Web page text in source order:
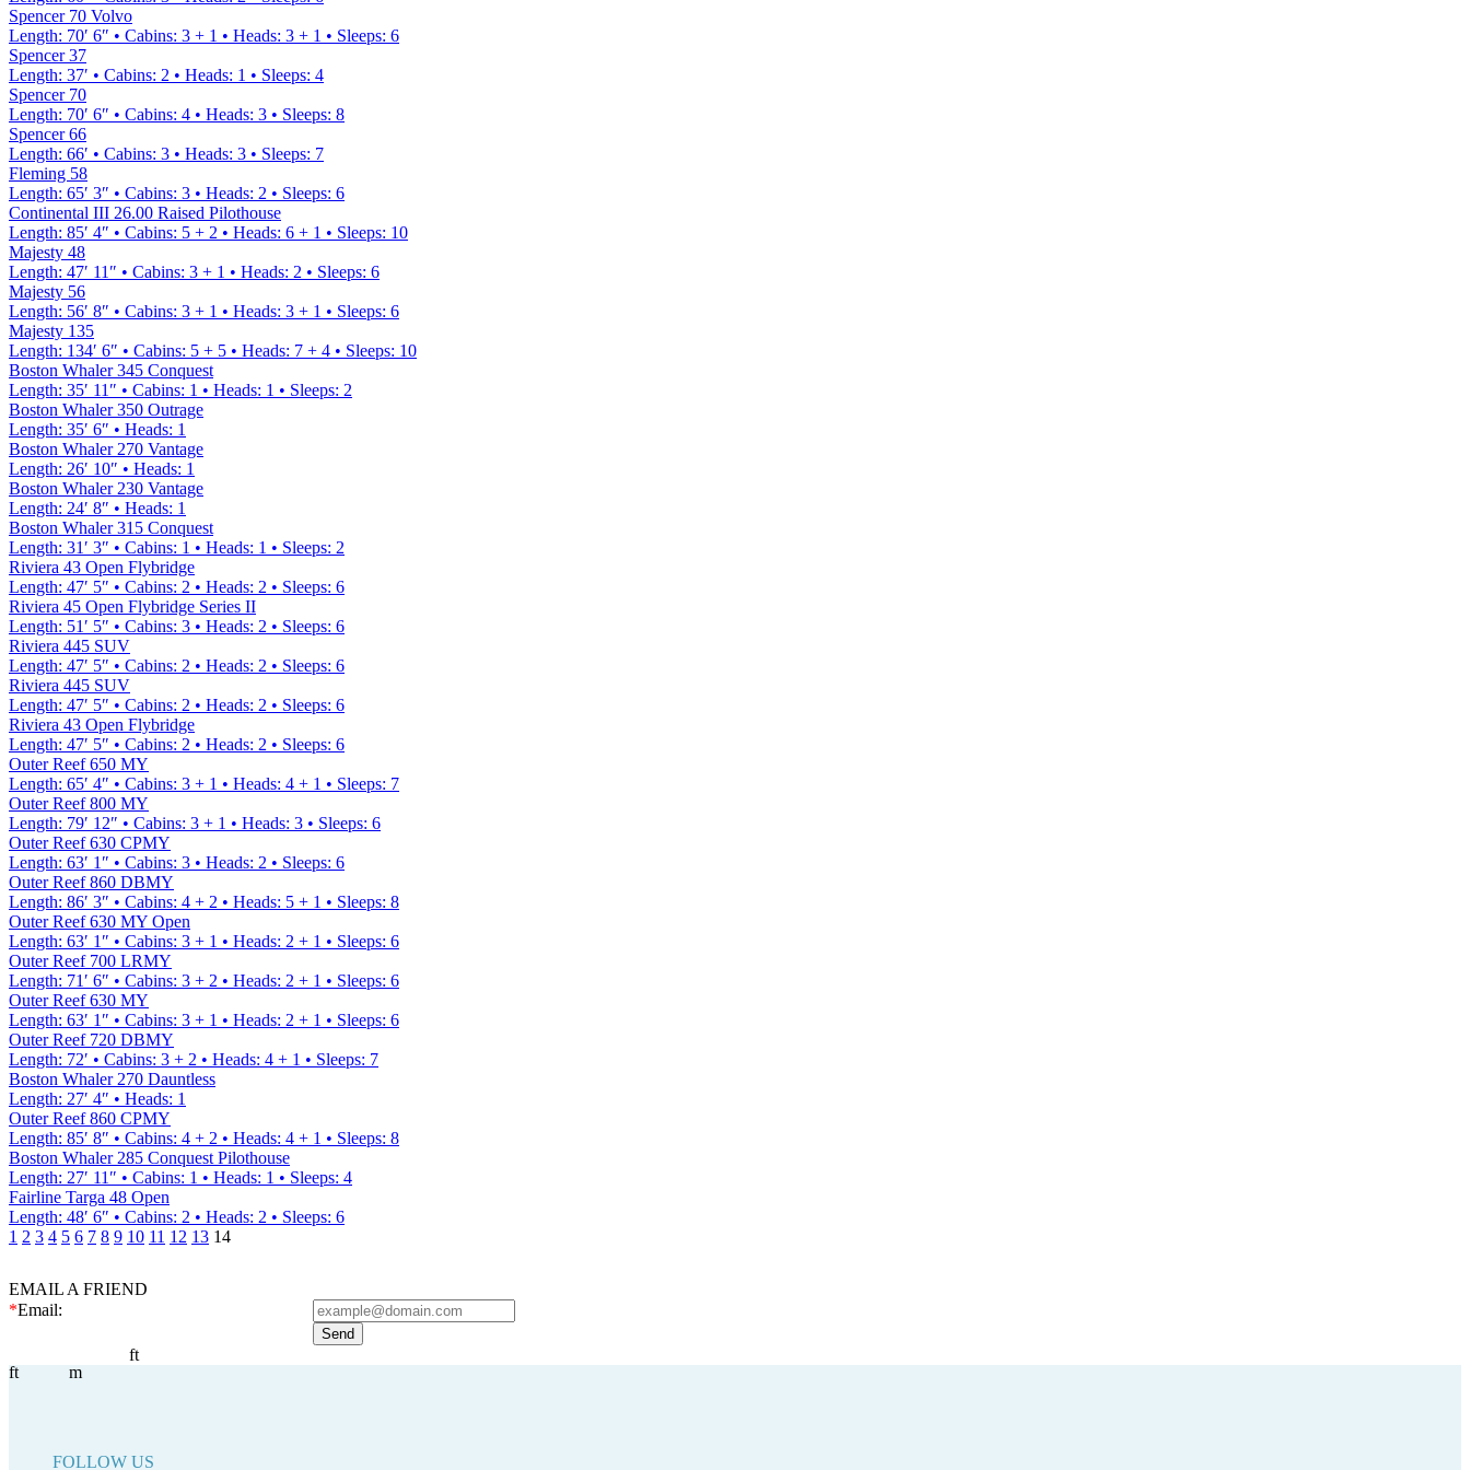
Spencer 70 Volvo
Length: 70′ 6″ • Cabins: 3 + 1 • Heads: 3 + 1 • Sleeps: 6
Spencer 37
Length: 37′ • Cabins: 2 • Heads: 1 • Sleeps: 4
Spencer 70
Length: 70′ 6″ • Cabins: 4 • Heads: 3 • Sleeps: 8
Spencer 66
Length: 66′ • Cabins: 3 • Heads: 3 • Sleeps: 7
Fleming 58
Length: 65′ 3″ • Cabins: 3 • Heads: 2 • Sleeps: 6
Continental III 26.00 Raised Pilothouse
Length: 85′ 4″ • Cabins: 5 + 2 • Heads: 6 + 1 • Sleeps: 10
Majesty 48
Length: 47′ 11″ • Cabins: 3 + 1 • Heads: 2 • Sleeps: 6
Majesty 56
Length: 56′ 8″ • Cabins: 3 + 1 • Heads: 3 + 1 • Sleeps: 6
Majesty 135
Length: 134′ 6″ • Cabins: 5 + 5 • Heads: 7 + 4 • Sleeps: 10
Boston Whaler 345 Conquest
Length: 35′ 11″ • Cabins: 1 • Heads: 1 • Sleeps: 2
Boston Whaler 350 Outrage
Length: 35′ 6″ • Heads: 1
Boston Whaler 270 Vantage
Length: 26′ 10″ • Heads: 1
Boston Whaler 230 Vantage
Length: 24′ 8″ • Heads: 1
Boston Whaler 315 Conquest
Length: 31′ 3″ • Cabins: 1 • Heads: 1 • Sleeps: 2
Riviera 43 Open Flybridge
Length: 47′ 5″ • Cabins: 2 • Heads: 2 • Sleeps: 6
Riviera 45 Open Flybridge Series II
Length: 51′ 5″ • Cabins: 3 • Heads: 2 • Sleeps: 6
Riviera 445 SUV
Length: 47′ 5″ • Cabins: 2 • Heads: 2 • Sleeps: 6
Riviera 445 SUV
Length: 47′ 5″ • Cabins: 2 • Heads: 2 • Sleeps: 6
Riviera 43 Open Flybridge
Length: 47′ 5″ • Cabins: 2 • Heads: 2 • Sleeps: 6
Outer Reef 650 MY
Length: 65′ 4″ • Cabins: 3 + 1 • Heads: 4 + 1 • Sleeps: 7
Outer Reef 800 MY
Length: 79′ 12″ • Cabins: 3 + 1 • Heads: 3 • Sleeps: 6
Outer Reef 630 CPMY
Length: 63′ 1″ • Cabins: 3 • Heads: 2 • Sleeps: 6
Outer Reef 860 DBMY
Length: 86′ 3″ • Cabins: 4 + 2 • Heads: 5 + 1 • Sleeps: 8
Outer Reef 630 MY Open
Length: 63′ 1″ • Cabins: 3 + 1 • Heads: 2 + 1 • Sleeps: 6
Outer Reef 700 LRMY
Length: 71′ 6″ • Cabins: 3 + 2 • Heads: 2 + 1 • Sleeps: 6
Outer Reef 630 MY
Length: 63′ 1″ • Cabins: 3 + 1 • Heads: 2 + 1 • Sleeps: 6
Outer Reef 720 DBMY
Length: 72′ • Cabins: 3 + 2 • Heads: 4 + 1 • Sleeps: 7
Boston Whaler 270 Dauntless
Length: 27′ 4″ • Heads: 1
Outer Reef 860 CPMY
Length: 85′ 8″ • Cabins: 4 + 2 • Heads: 4 + 1 • Sleeps: 8
Boston Whaler 285 Conquest Pilothouse
Length: 27′ 11″ • Cabins: 1 • Heads: 1 • Sleeps: 4
Fairline Targa 48 Open
Length: 48′ 6″ • Cabins: 2 • Heads: 2 • Sleeps: 6
1 2 3 4 5 6 7 8 9 10 11 12 13 14
EMAIL A FRIEND
*Email:
ft m
ft
FOLLOW US